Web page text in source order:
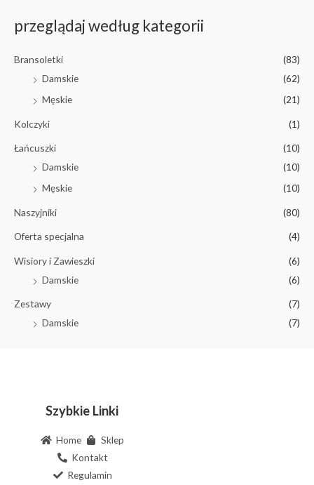
przeglądaj według kategorii
Bransoletki
(83)
Damskie
(62)
Męskie
(21)
Kolczyki (1)
Łańcuszki
(10)
Damskie
(10)
Męskie
(10)
Naszyjniki (80)
Oferta specjalna (4)
Wisiory i Zawieszki
(6)
Damskie
(6)
Zestawy
(7)
Damskie
(7)
Szybkie Linki
Home
Sklep
Kontakt
Regulamin